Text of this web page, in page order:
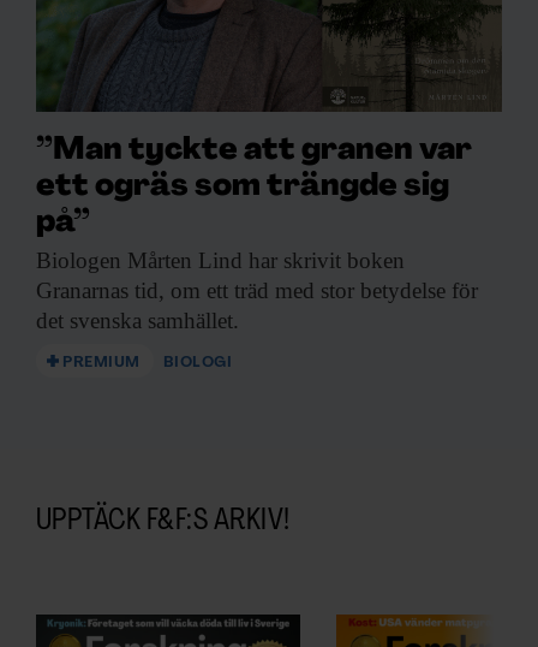
”Man tyckte att granen var
ett ogräs som trängde sig
på”
Biologen Mårten Lind har skrivit boken
Granarnas tid, om ett träd med stor betydelse för
det svenska samhället.
PREMIUM BIOLOGI
UPPTÄCK F&F:S ARKIV!